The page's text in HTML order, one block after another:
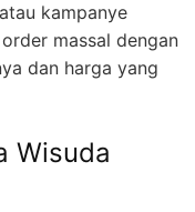
kampanye
massal dengan
dan harga yang
Wisuda